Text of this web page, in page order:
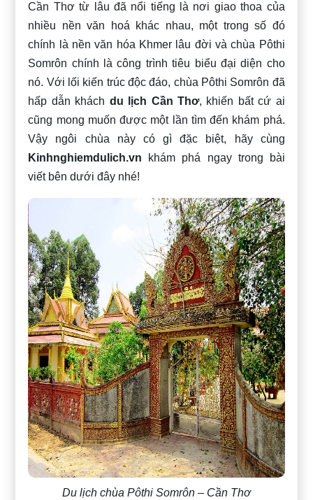
Cần Thơ từ lâu đã nổi tiếng là nơi giao thoa của
nhiều nền văn hoá khác nhau, một trong số đó
chính là nền văn hóa Khmer lâu đời và chùa Pôthi
Somrôn chính là công trình tiêu biểu đại diện cho
nó. Với lối kiến trúc độc đáo, chùa Pôthi Somrôn đã
hấp dẫn khách du lịch Cần Thơ, khiến bất cứ ai
cũng mong muốn được một lần tìm đến khám phá.
Vậy ngôi chùa này có gì đặc biệt, hãy cùng
Kinhnghiemdulich.vn khám phá ngay trong bài
viết bên dưới đây nhé!
Du lịch chùa Pôthi Somrôn – Cần Thơ